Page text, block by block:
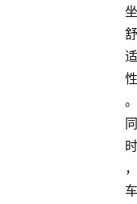
坐
舒
适
性
。
同
时
，
车